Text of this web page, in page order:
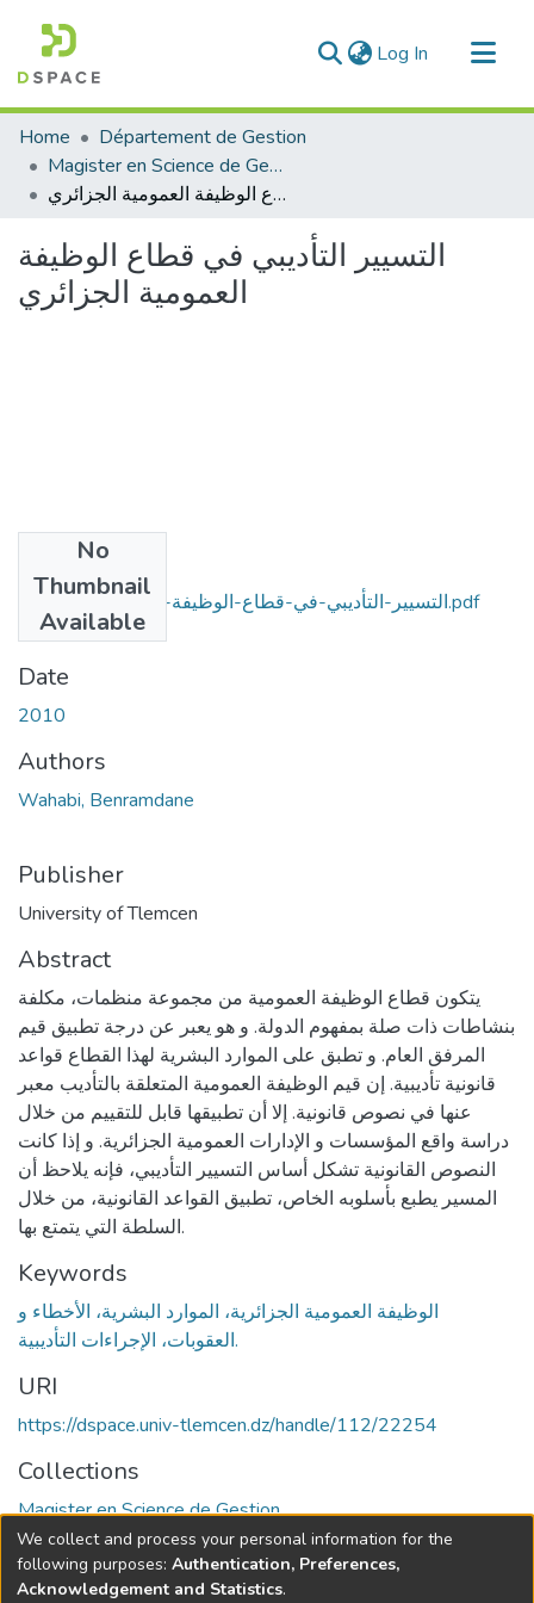
Log In (current)
Communities & Collections
All of DSpace
Statistics
Home
Département de Gestion
Magister en Science de Gestion
التسيير التأديبي في قطاع الوظيفة العمومية الجزائري
التسيير التأديبي في قطاع الوظيفة
العمومية الجزائري
No
Thumbnail
Available
التسيير-التأديبي-في-قطاع-الوظيفة-العمومية-الجزائري.pdf
(16.67 MB)
Date
2010
Authors
Wahabi, Benramdane
Publisher
University of Tlemcen
Abstract
يتكون قطاع الوظيفة العمومية من مجموعة منظمات، مكلفة
بنشاطات ذات صلة بمفهوم الدولة. و هو يعبر عن درجة تطبيق قيم
المرفق العام. و تطبق على الموارد البشرية لهذا القطاع قواعد
قانونية تأديبية. إن قيم الوظيفة العمومية المتعلقة بالتأديب معبر
عنها في نصوص قانونية. إلا أن تطبيقها قابل للتقييم من خلال
دراسة واقع المؤسسات و الإدارات العمومية الجزائرية. و إذا كانت
النصوص القانونية تشكل أساس التسيير التأديبي، فإنه يلاحظ أن
المسير يطبع بأسلوبه الخاص، تطبيق القواعد القانونية، من خلال
السلطة التي يتمتع بها.
Keywords
الوظيفة العمومية الجزائرية، الموارد البشرية، الأخطاء و
العقوبات، الإجراءات التأديبية.
URI
https://dspace.univ-tlemcen.dz/handle/112/22254
Collections
Magister en Science de Gestion
Full item page
We collect and process your personal information for the
following purposes: Authentication, Preferences,
Acknowledgement and Statistics.